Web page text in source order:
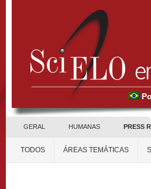
GERAL HUMANAS PRESS
TODOS ÁREAS TEMÁTICAS